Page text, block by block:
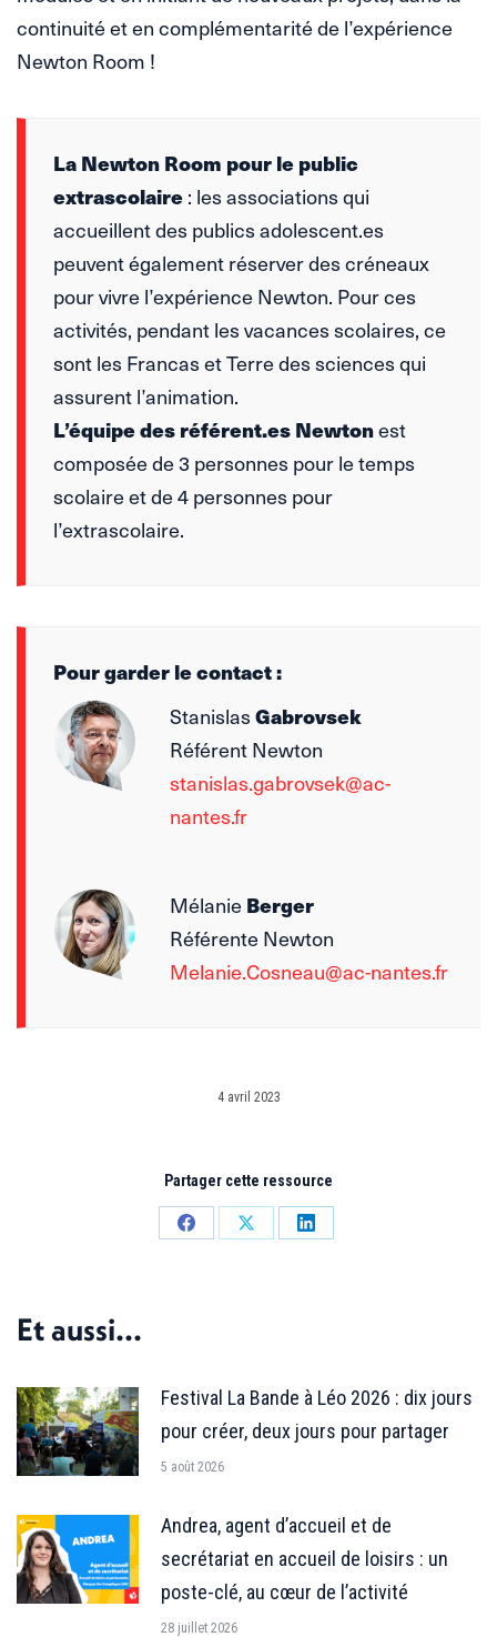
continuité et en complémentarité de l’expérience
Newton Room !
La Newton Room pour le public
extrascolaire : les associations qui
accueillent des publics adolescent.es
peuvent également réserver des créneaux
pour vivre l’expérience Newton. Pour ces
activités, pendant les vacances scolaires, ce
sont les Francas et Terre des sciences qui
assurent l’animation.
L’équipe des référent.es Newtonest
composée de 3 personnes pour le temps
scolaire et de 4 personnes pour
l’extrascolaire.
Pour garder le contact :
Stanislas Gabrovsek
Référent Newton
stanislas.gabrovsek@ac-
nantes.fr
Mélanie Berger
Référente Newton
Melanie.Cosneau@ac-nantes.fr
4 avril 2023
Partager cette ressource
PartagerPartagerPartager
Et aussi...
Festival La Bande à Léo 2026 : dix jours
pour créer, deux jours pour partager
5 août 2026
Andrea, agent d’accueil et de
secrétariat en accueil de loisirs : un
poste-clé, au cœur de l’activité
28 juillet 2026